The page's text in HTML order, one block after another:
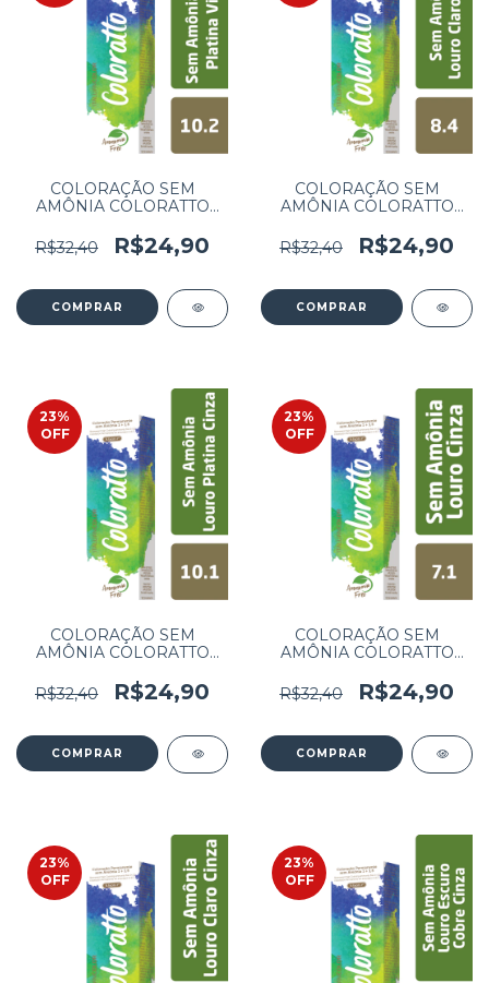
COLORAÇÃO SEM
AMÔNIA COLORATTO
VIOLETA 10.2
R$32,40 R$24,90
COLORAÇÃO SEM
AMÔNIA COLORATTO
COBRE 8.4
R$32,40 R$24,90
23%
OFF
COLORAÇÃO SEM
AMÔNIA COLORATTO
CINZA 10.1
R$32,40 R$24,90
23%
OFF
COLORAÇÃO SEM
AMÔNIA COLORATTO
R$32,40
R$24,90
23%
OFF
23%
OFF